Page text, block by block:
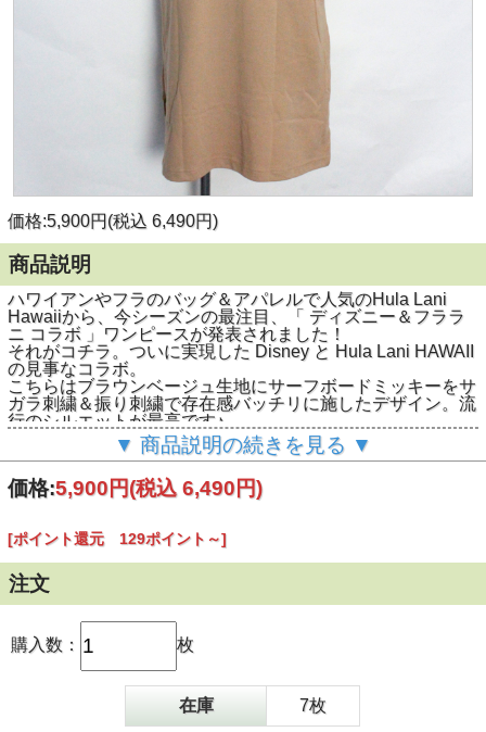
価格:5,900円(税込 6,490円)
商品説明
ハワイアンやフラのバッグ＆アパレルで人気のHula Lani
Hawaiiから、今シーズンの最注目、「 ディズニー＆フララ
ニ コラボ 」ワンピースが発表されました！
それがコチラ。ついに実現した Disney と Hula Lani HAWAII
の見事なコラボ。
こちらはブラウンベージュ生地にサーフボードミッキーをサ
ガラ刺繍＆振り刺繍で存在感バッチリに施したデザイン。流
行のシルエットが最高です♪
可愛い袖口は、丈25cm、幅21cmのトレンドビッグシルエッ
ト。ニノウデも隠せてスタイルよく魅せてくれます。スソに
はスリットが入っていますので動きやすくてラクチンです。
ウエスト部分の身幅が50cm、スソ幅が55cm、着丈は108cm
にも、アウトドアやお出かけにもぴったり♪
シンプル＆クール＆キュートを体現した洗練デザインです
ね。
自慢のミッキー刺繍はパイル刺繍糸がアクリル100％、その
ちょっぴりハワイアンないでたちがなんともキュート！
▼ 商品説明の続きを見る ▼
価格:5,900円(税込 6,490円)
[ポイント還元 129ポイント～]
注文
購入数： 枚
在庫 7枚